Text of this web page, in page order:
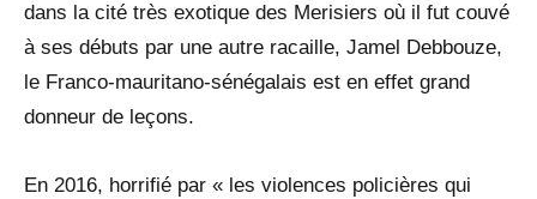
dans la cité très exotique des Merisiers où il fut couvé
à ses débuts par une autre racaille, Jamel Debbouze,
le Franco-mauritano-sénégalais est en effet grand
donneur de leçons.
En 2016, horrifié par « les violences policières qui